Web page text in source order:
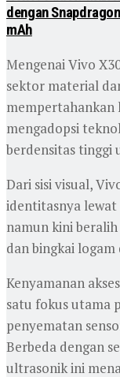
dengan
mAh
Mengenai Vivo
sektor material
mempertahankan
mengadopsi
berdensitas tinggi
Dari sisi visual,
identitasnya lewat
namun kini
dan bingkai
Kenyamanan
satu fokus utama
penyematan
Berbeda dengan
ultrasonik ini